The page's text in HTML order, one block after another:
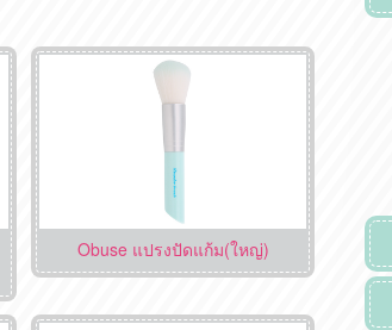
Obuse แปรงปัดแก้ม(ใหญ่)